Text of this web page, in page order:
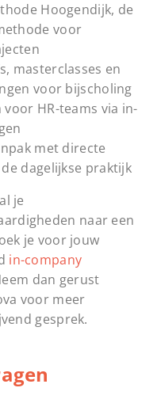
Hoogendijk, de
voor
masterclasses en
voor bijscholing
HR-teams via in-
met directe
dagelijkse praktijk
je
naar een
je voor jouw
in-company
dan gerust
voor meer
gesprek.